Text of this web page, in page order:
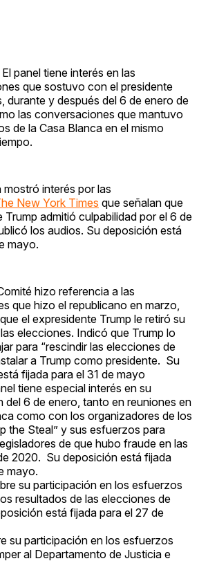
El panel tiene interés en las
que sostuvo con el presidente
durante y después del 6 de enero de
las conversaciones que mantuvo
de la Casa Blanca en el mismo
mostró interés por las
New York Times que señalan que
Trump admitió culpabilidad por el 6 de
los audios. Su deposición está
mayo.
hizo referencia a las
que hizo el republicano en marzo,
el expresidente Trump le retiró su
elecciones. Indicó que Trump lo
para “rescindir las elecciones de
a Trump como presidente. Su
fijada para el 31 de mayo
tiene especial interés en su
del 6 de enero, tanto en reuniones en
como con los organizadores de los
the Steal” y sus esfuerzos para
de que hubo fraude en las
2020. Su deposición está fijada
mayo.
su participación en los esfuerzos
resultados de las elecciones de
está fijada para el 27 de
su participación en los esfuerzos
al Departamento de Justicia e